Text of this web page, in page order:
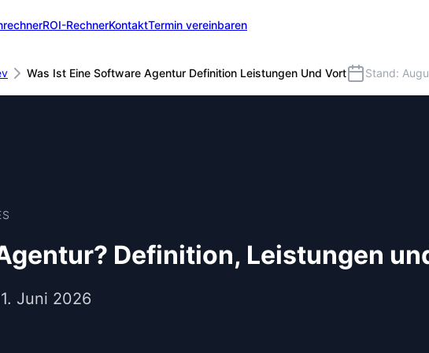
ROI-RechnerKontaktTermin vereinbaren
Was Ist Eine Software Agentur Definition Leistungen Und Vort Stand:
Definition, Leistungen
Juni 2026